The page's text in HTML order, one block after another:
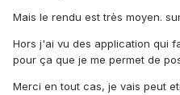
Mais le rendu est très moyen.
Hors j'ai vu des application qui
pour ça que je me permet de
Merci en tout cas, je vais peut